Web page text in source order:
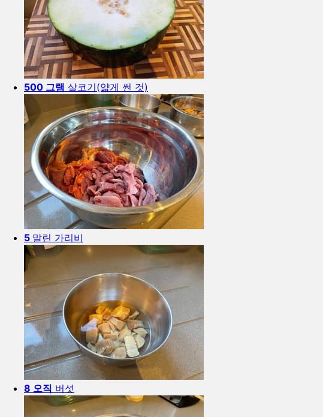
500 그램 살코기(얇게 썬 것)
5 말린 가리비
8 오직 버섯